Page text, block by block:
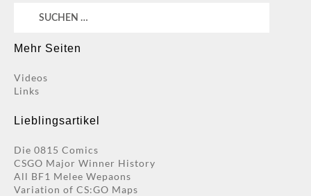
Suchen
Mehr Seiten
Videos
Links
Lieblingsartikel
Die 0815 Comics
CSGO Major Winner History
All BF1 Melee Wepaons
Variation of CS:GO Maps